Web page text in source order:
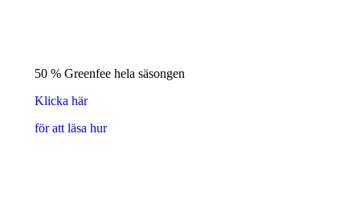
50 % Greenfee hela säsongen
Klicka här
för att läsa hur